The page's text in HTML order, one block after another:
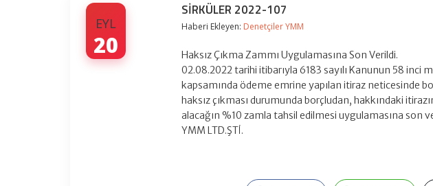
EYL
20
SİRKÜLER 2022-107
Haberi Ekleyen: Denetçiler YMM
Haksız Çıkma Zammı Uygulamasına Son Verildi.
02.08.2022 tarihi itibarıyla 6183 sayılı Kanunun 58 inci
kapsamında ödeme emrine yapılan itiraz neticesinde
haksız çıkması durumunda borçludan, hakkındaki
alacağın %10 zamla tahsil edilmesi uygulamasına son
YMM LTD.ŞTİ.